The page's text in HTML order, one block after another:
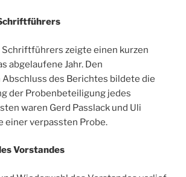
Schriftführers zeigte einen kurzen
abgelaufene Jahr. Den
des Berichtes bildete die
der Probenbeteiligung jedes
waren Gerd Passlack und Uli
einer verpassten Probe.
Vorstandes